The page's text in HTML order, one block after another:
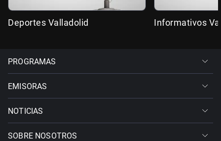
Deportes Valladolid Informativos
PROGRAMAS
EMISORAS
NOTICIAS
SOBRE NOSOTROS